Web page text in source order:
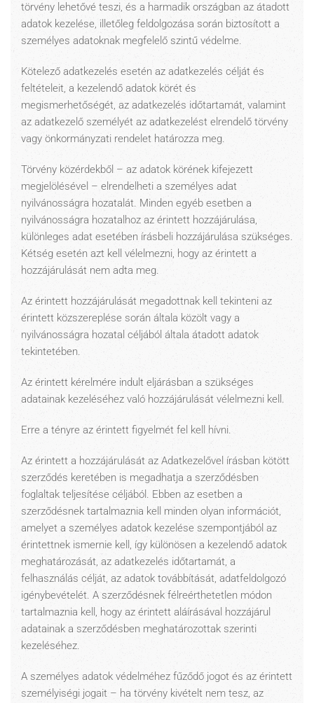
törvény lehetővé teszi, és a harmadik országban az átadott
adatok kezelése, illetőleg feldolgozása során biztosított a
személyes adatoknak megfelelő szintű védelme.
Kötelező adatkezelés esetén az adatkezelés célját és
feltételeit, a kezelendő adatok körét és
megismerhetőségét, az adatkezelés időtartamát, valamint
az adatkezelő személyét az adatkezelést elrendelő törvény
vagy önkormányzati rendelet határozza meg.
Törvény közérdekből – az adatok körének kifejezett
megjelölésével – elrendelheti a személyes adat
nyilvánosságra hozatalát. Minden egyéb esetben a
nyilvánosságra hozatalhoz az érintett hozzájárulása,
különleges adat esetében írásbeli hozzájárulása szükséges.
Kétség esetén azt kell vélelmezni, hogy az érintett a
hozzájárulását nem adta meg.
Az érintett hozzájárulását megadottnak kell tekinteni az
érintett közszereplése során általa közölt vagy a
nyilvánosságra hozatal céljából általa átadott adatok
tekintetében.
Az érintett kérelmére indult eljárásban a szükséges
adatainak kezeléséhez való hozzájárulását vélelmezni kell.
Erre a tényre az érintett figyelmét fel kell hívni.
Az érintett a hozzájárulását az Adatkezelővel írásban kötött
szerződés keretében is megadhatja a szerződésben
foglaltak teljesítése céljából. Ebben az esetben a
szerződésnek tartalmaznia kell minden olyan információt,
amelyet a személyes adatok kezelése szempontjából az
érintettnek ismernie kell, így különösen a kezelendő adatok
meghatározását, az adatkezelés időtartamát, a
felhasználás célját, az adatok továbbítását, adatfeldolgozó
igénybevételét. A szerződésnek félreérthetetlen módon
tartalmaznia kell, hogy az érintett aláírásával hozzájárul
adatainak a szerződésben meghatározottak szerinti
kezeléséhez.
A személyes adatok védelméhez fűződő jogot és az érintett
személyiségi jogait – ha törvény kivételt nem tesz, az